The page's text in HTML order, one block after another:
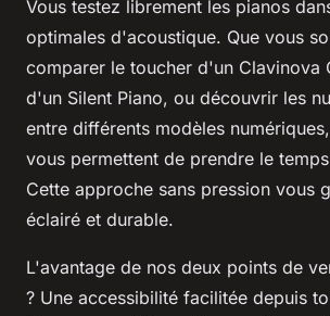
Vous testez librement les pianos
optimales d'acoustique. Que vous
comparer le toucher d'un Clavinova
d'un Silent Piano, ou découvrir les
entre différents modèles
vous permettent de prendre le
Cette approche sans pression vous
éclairé et durable.
L'avantage de nos deux points de
? Une accessibilité facilitée depuis